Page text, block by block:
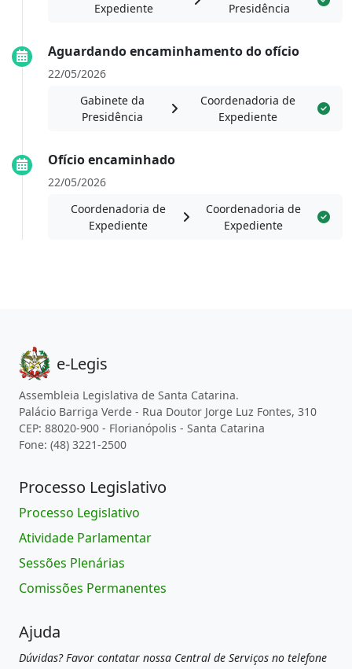
Expediente
Presidência
Aguardando encaminhamento do ofício
22/05/2026
Gabinete da
Presidência
Coordenadoria de
Expediente
Ofício encaminhado
22/05/2026
Coordenadoria de
Expediente
Coordenadoria de
Expediente
e-Legis
Assembleia Legislativa de Santa Catarina.
Palácio Barriga Verde - Rua Doutor Jorge Luz Fontes, 310
CEP: 88020-900 - Florianópolis - Santa Catarina
Fone: (48) 3221-2500
Processo Legislativo
Processo Legislativo
Atividade Parlamentar
Sessões Plenárias
Comissões Permanentes
Ajuda
Dúvidas? Favor contatar nossa Central de Serviços no telefone